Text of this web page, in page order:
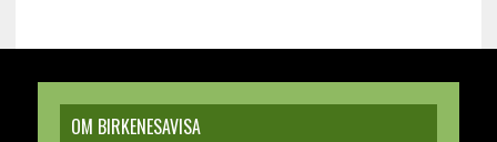
OM BIRKENESAVISA